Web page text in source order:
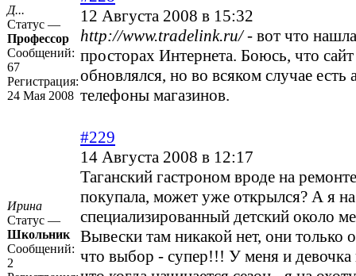
Д...
Статус —
Профессор
Сообщений:
67
Регистрация:
24 Мая 2008
12 Августа 2008 в 15:32
http://www.tradelink.ru/- вот что
просторах Интернета. Боюсь, что
обновлялся, но во всяком случае есть
телефоны магазинов.
Ирина
Статус —
Школьник
Сообщений:
2
#229
14 Августа 2008 в 12:17
Таганский гастроном вроде на
покупала, может уже открылся? А я
специализированный детский около
Вывески там никакой нет, они только
что выбор - супер!!! У меня и девочка